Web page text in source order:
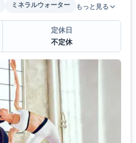
ミネラルウォーター もっと見る
定休日
不定休